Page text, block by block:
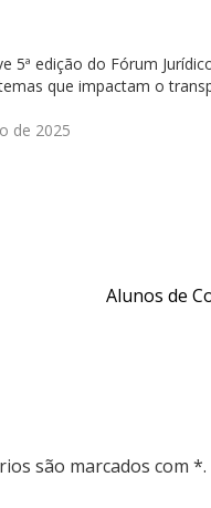
5ª edição do Fórum
que impactam o
de 2025
Alunos de
são marcados com *.